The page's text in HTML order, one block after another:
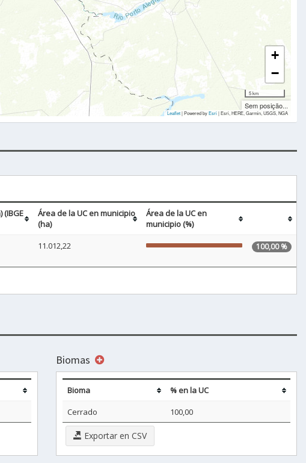
+
−
5 km
Sem posição...
Leaflet| Powered byEsri|Esri, HERE, Garmin, USGS, NGA
(IBGE
Área de la UC en municipio
(ha)
Área de la UC en
municipio (%)
11.012,22 100,00 %
Biomas
Bioma
% en la UC
Cerrado
100,00
Exportar en CSV